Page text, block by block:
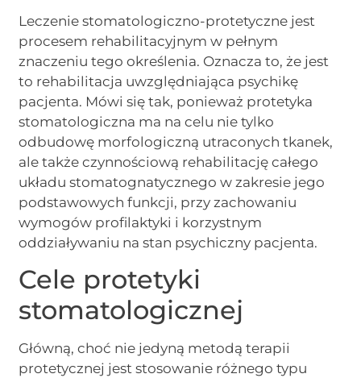
Leczenie stomatologiczno-protetyczne jest
procesem rehabilitacyjnym w pełnym
znaczeniu tego określenia. Oznacza to, że jest
to rehabilitacja uwzględniająca psychikę
pacjenta. Mówi się tak, ponieważ protetyka
stomatologiczna ma na celu nie tylko
odbudowę morfologiczną utraconych tkanek,
ale także czynnościową rehabilitację całego
układu stomatognatycznego w zakresie jego
podstawowych funkcji, przy zachowaniu
wymogów profilaktyki i korzystnym
oddziaływaniu na stan psychiczny pacjenta.
Cele protetyki
stomatologicznej
Główną, choć nie jedyną metodą terapii
protetycznej jest stosowanie różnego typu